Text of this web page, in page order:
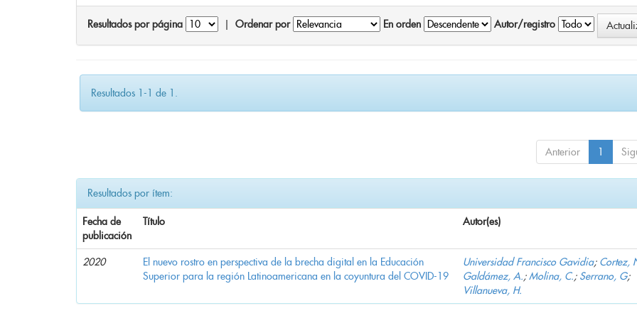
Resultados por página Ordenar por En orden Autor/registro
Resultados 1-1 de 1.
Anterior 1
Resultados por ítem:
Fecha de
publicación
Título Autor(es)
2020
El nuevo rostro en perspectiva de la brecha digital en la Educación
Superior para la región Latinoamericana en la coyuntura del COVID-19
Universidad Francisco Gavidia; Cortez,
Galdámez, A.;Molina, C.; Serrano, G;
Villanueva, H.